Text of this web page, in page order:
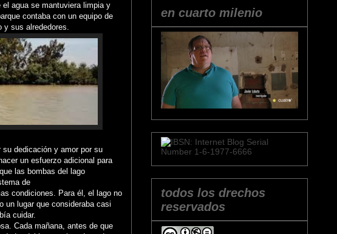
agua se mantuviera limpia y
contaba con un equipo de
y sus alrededores.
dedicación y amor por su
un esfuerzo adicional para
las bombas del lago
de
condiciones. Para él, el lago no
un lugar que consideraba casi
cuidar.
Cada mañana, antes de que
en cuarto milenio
todos los drechos
reservados